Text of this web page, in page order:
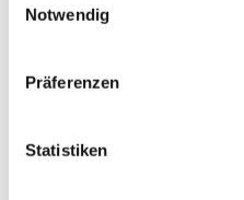
unserer
Notwendig
Präferenzen
Statistiken